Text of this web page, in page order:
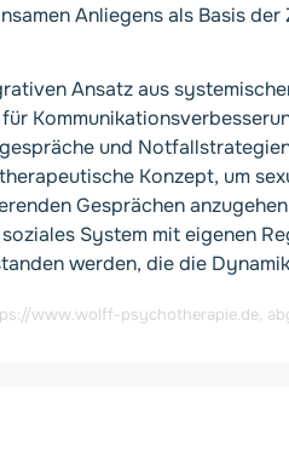
Anliegens als Basis der
Ansatz aus
und
Konzept, um
Gesprächen
System mit eigenen
werden, die die
www.wolff-psychotherapie.de,